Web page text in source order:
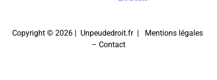
Copyright © 2026 | Unpeudedroit.fr | Mentions légales
– Contact